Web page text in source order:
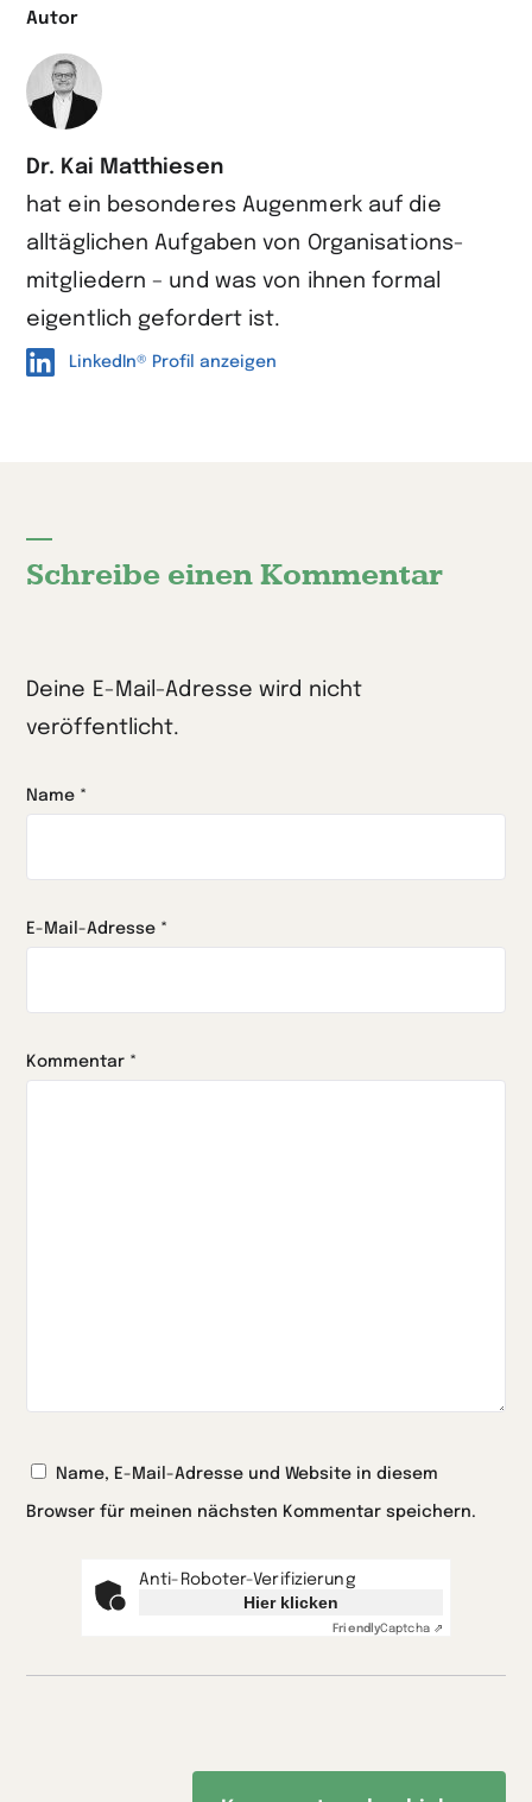
Autor
Dr. Kai Matthiesen
hat ein besonderes Augen­merk auf die
alltäglichen Aufgaben von Organisations­
mitgliedern – und was von ihnen formal
eigentlich gefordert ist.
LinkedIn® Profil anzeigen
Schreibe einen Kommentar
Deine E-Mail-Adresse wird nicht
veröffentlicht.
Name *
E-Mail-Adresse *
Kommentar *
Name, E-Mail-Adresse und Website in diesem
Browser für meinen nächsten Kommentar speichern.
Anti-Roboter-Verifizierung
Hier klicken
FriendlyCaptcha ⇗